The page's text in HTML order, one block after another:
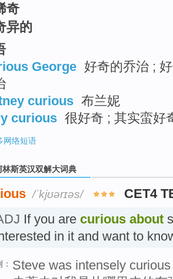
奇
异的
George 好奇的乔治 ;
curious 布兰妮
curious 很好奇 ; 其实蛮好
网络短语
林斯英汉双解大词典
/ˈkjʊərɪəs/ CET4
If you are curious about
in it and want to
Steve was intensely